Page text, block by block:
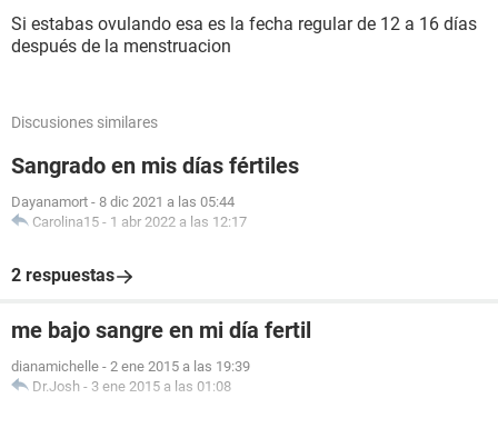
Si estabas ovulando esa es la fecha regular de 12 a 16 días
después de la menstruacion
Discusiones similares
Sangrado en mis días fértiles
Dayanamort - 8 dic 2021 a las 05:44
Carolina15 - 1 abr 2022 a las 12:17
2 respuestas
me bajo sangre en mi día fertil
dianamichelle - 2 ene 2015 a las 19:39
Dr.Josh - 3 ene 2015 a las 01:08